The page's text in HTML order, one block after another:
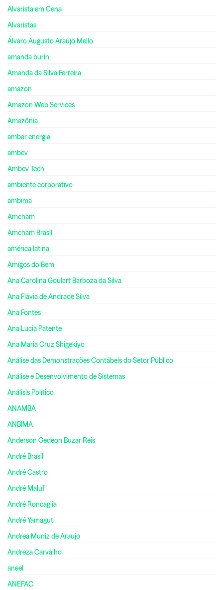
Alvarista em Cena
Alvaristas
Álvaro Augusto Araújo Mello
amanda burin
Amanda da Silva Ferreira
amazon
Amazon Web Services
Amazônia
ambar energia
ambev
Ambev Tech
ambiente corporativo
ambima
Amcham
Amcham Brasil
américa latina
Amigos do Bem
Ana Carolina Goulart Barboza da Silva
Ana Flávia de Andrade Silva
Ana Fontes
Ana Lucia Patente
Ana Maria Cruz Shigekiyo
Análise das Demonstrações Contábeis do Setor Público
Análise e Desenvolvimento de Sistemas
Análisis Político
ANAMBA
ANBIMA
Anderson Gedeon Buzar Reis
André Brasil
André Castro
André Maluf
André Roncaglia
André Yamaguti
Andrea Muniz de Araujo
Andreza Carvalho
aneel
ANEFAC